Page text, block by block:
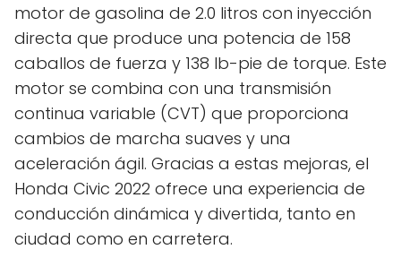
motor de gasolina de 2.0 litros con inyección
directa que produce una potencia de 158
caballos de fuerza y 138 lb-pie de torque. Este
motor se combina con una transmisión
continua variable (CVT) que proporciona
cambios de marcha suaves y una
aceleración ágil. Gracias a estas mejoras, el
Honda Civic 2022 ofrece una experiencia de
conducción dinámica y divertida, tanto en
ciudad como en carretera.